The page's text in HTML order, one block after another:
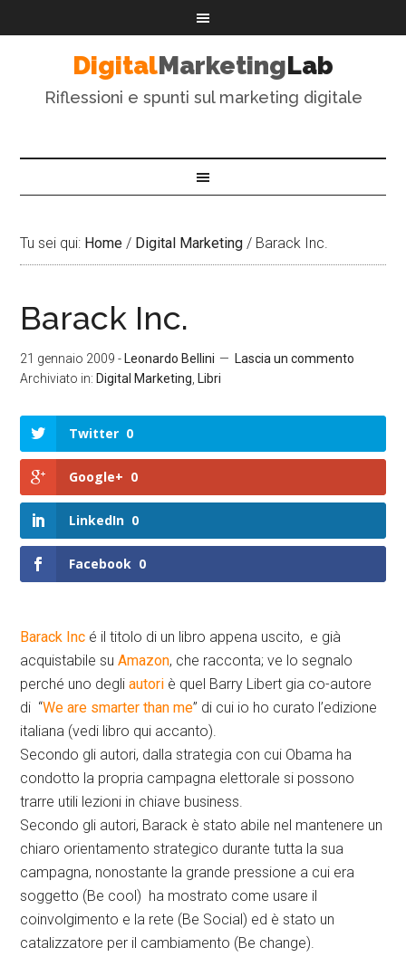
DigitalMarketingLab
Riflessioni e spunti sul marketing digitale
Tu sei qui: Home / Digital Marketing / Barack Inc.
Barack Inc.
21 gennaio 2009 - Leonardo Bellini
Lascia un commento
Archiviato in: Digital Marketing Libri
Twitter 0
Google+ 0
LinkedIn 0
Facebook 0
Barack Inc é il titolo di un libro appena uscito, e già
acquistabile suAmazon, che racconta; ve lo segnalo
perché uno degliautori è quel Barry Libert gia co-autore
di “We are smarter than me” di cui io ho curato l’edizione
italiana (vedi libro qui accanto).
Secondo gli autori, dalla strategia con cui Obama ha
condotto la propria campagna elettorale si possono
trarre utili lezioni in chiave business.
Secondo gli autori, Barack è stato abile nel mantenere un
chiaro orientamento strategico durante tutta la sua
campagna, nonostante la grande pressione a cui era
soggetto (Be cool) ha mostrato come usare il
coinvolgimento e la rete (Be Social) ed è stato un
catalizzatore per il cambiamento (Be change).